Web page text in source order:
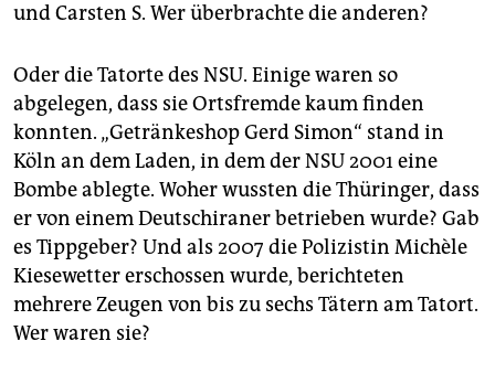
und Carsten S. Wer überbrachte die anderen?
Oder die Tatorte des NSU. Einige waren so
abgelegen, dass sie Ortsfremde kaum finden
konnten. „Getränkeshop Gerd Simon“ stand in
Köln an dem Laden, in dem der NSU 2001 eine
Bombe ablegte. Woher wussten die Thüringer, dass
er von einem Deutschiraner betrieben wurde? Gab
es Tippgeber? Und als 2007 die Polizistin Michèle
Kiesewetter erschossen wurde, berichteten
mehrere Zeugen von bis zu sechs Tätern am Tatort.
Wer waren sie?